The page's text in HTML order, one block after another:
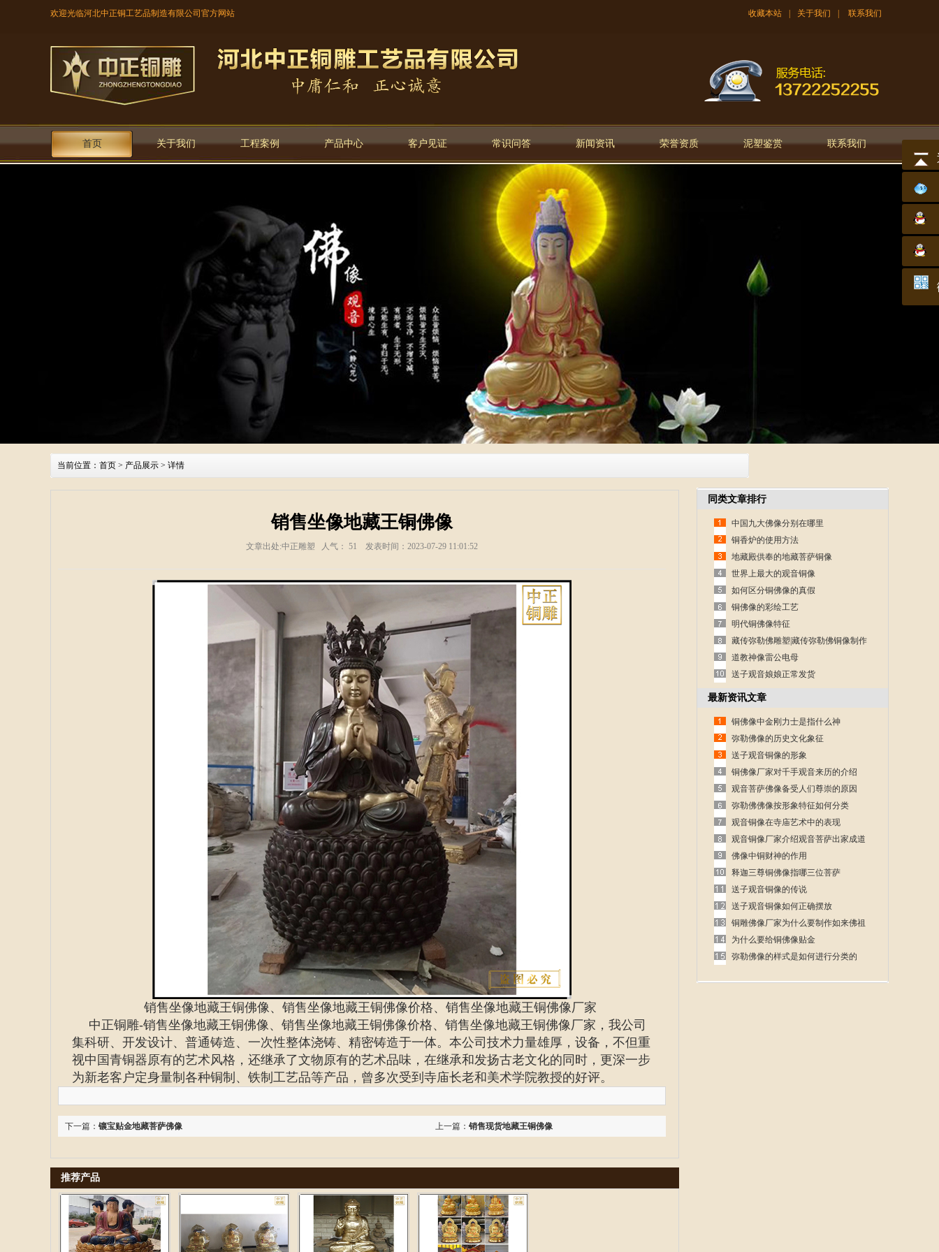
欢迎光临河北中正铜工艺品制造有限公司官方网站 收藏本站 关于我们 联系我们
首页 关于我们 工程案例 产品中心 客户见证 常识问答 新闻资讯 荣誉资质 泥塑鉴赏 联系我们
当前位置： 首页 > 产品展示 > 详情
销售坐像地藏王铜佛像
文章出处:中正雕塑 人气： 51 发表时间：2023-07-29 11:01:52
销售坐像地藏王铜佛像、销售坐像地藏王铜佛像价格、销售坐像地藏王铜佛像厂家
中正铜雕-销售坐像地藏王铜佛像、 销售坐像地藏王铜佛像价格、 销售坐像地藏王铜佛像厂家 ，我公司
集科研、开发设计、普通铸造、一次性整体浇铸、精密铸造于一体。本公司技术力量雄厚，设备，不但重
视中国青铜器原有的艺术风格，还继承了文物原有的艺术品味，在继承和发扬古老文化的同时，更深一步
为新老客户定身量制各种铜制、铁制工艺品等产品，曾多次受到寺庙长老和美术学院教授的好评。
上一篇： 销售现货地藏王铜佛像
下一篇： 镶宝贴金地藏菩萨佛像
推荐产品
同类文章排行
中国九大佛像分别在哪里
铜香炉的使用方法
地藏殿供奉的地藏菩萨铜像
世界上最大的观音铜像
如何区分铜佛像的真假
铜佛像的彩绘工艺
明代铜佛像特征
藏传弥勒佛雕塑|藏传弥勒佛铜像制作
道教神像雷公电母
送子观音娘娘正常发货
最新资讯文章
铜佛像中金刚力士是指什么神
弥勒佛像的历史文化象征
送子观音铜像的形象
铜佛像厂家对千手观音来历的介绍
观音菩萨佛像备受人们尊崇的原因
弥勒佛佛像按形象特征如何分类
观音铜像在寺庙艺术中的表现
观音铜像厂家介绍观音菩萨出家成道
的故事
佛像中铜财神的作用
释迦三尊铜佛像指哪三位菩萨
送子观音铜像的传说
送子观音铜像如何正确摆放
铜雕佛像厂家为什么要制作如来佛祖
呢
为什么要给铜佛像贴金
弥勒佛像的样式是如何进行分类的